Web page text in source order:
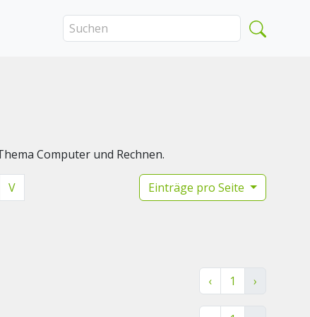
Computer und Rechnen.
V
Einträge pro Seite
‹ 1 ›